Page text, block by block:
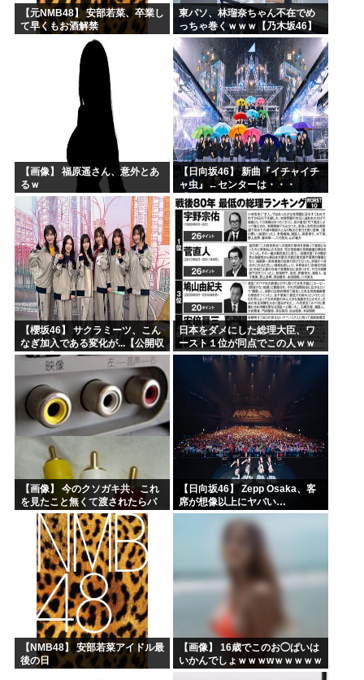
【元NMB48】 安部若菜、卒業し
て早くもお酒解禁
東パソ、林瑠奈ちゃん不在でめ
っちゃ巻くｗｗｗ【乃木坂46】
【画像】 福原遥さん、意外とあ
るｗ
【日向坂46】 新曲『イチャイチ
ャ虫』←センターは・・・
【18thシングル】
【櫻坂46】 サクラミーツ、こん
なぎ加入である変化が...【公開収
録レポ】
日本をダメにした総理大臣、ワ
ースト１位が同点でこの人ｗｗ
ｗｗｗｗ
【画像】 今のクソガキ共、これ
を見たこと無くて渡されたらパ
ニクるらしいｗｗｗｗｗｗｗｗ
ｗｗｗｗｗ
【日向坂46】 Zepp Osaka、客
席が想像以上にヤバい…
【NMB48】 安部若菜アイドル最
後の日
【画像】 16歳でこのお◯ぱいは
いかんでしょｗｗｗwｗｗｗｗｗ
ｗｗｗ❤